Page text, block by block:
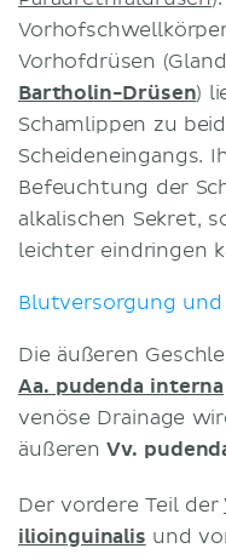
Vorhofdrüsen
Bartholin-Drüsen)
Schamlippen zu
Scheideneingangs.
Befeuchtung der
alkalischen Sekret,
leichter eindringen
Blutversorgung
Die äußeren
Aa. pudenda interna
venöse Drainage
äußerenVv.
Der vordere Teil der
ilioinguinalis und